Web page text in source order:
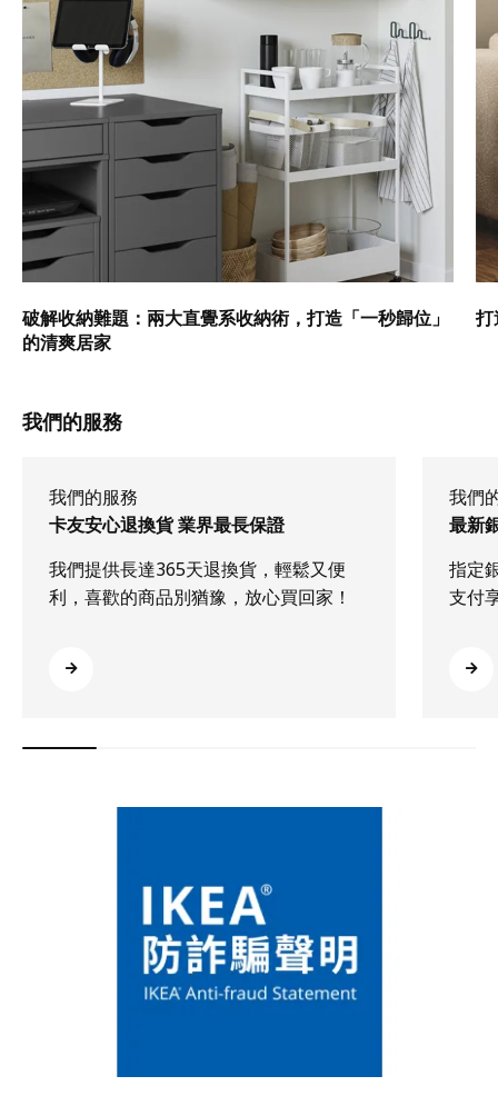
破解收納難題：兩大直覺系收納術，打造「一秒歸位」
的清爽居家
打
我們的服務
我們的服務
卡友安心退換貨 業界最長保證
我們提供長達365天退換貨，輕鬆又便
利，喜歡的商品別猶豫，放心買回家！
我們
最新
指定
支付